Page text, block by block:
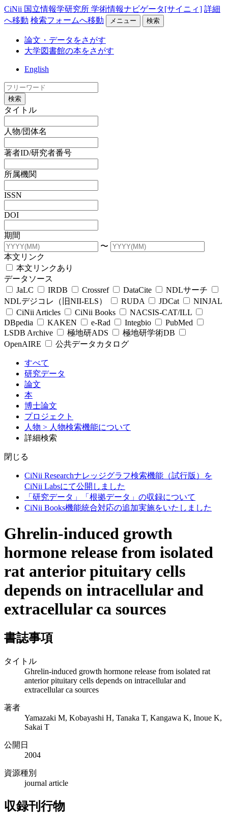
CiNii 国立情報学研究所 学術情報ナビゲータ[サイニィ] 詳細
へ移動 検索フォームへ移動 メニュー 検索
論文・データをさがす
大学図書館の本をさがす
English
検索
タイトル
人物/団体名
著者ID/研究者番号
所属機関
ISSN
DOI
期間
〜
本文リンク
本文リンクあり
データソース
JaLC
IRDB Crossref DataCite
NDLサーチ
NDLデジコレ（旧NII-ELS）
RUDA JDCat
NINJAL
CiNii Articles
CiNii Books
NACSIS-CAT/ILL
DBpedia
KAKEN e-Rad Integbio
PubMed
LSDB Archive
極地研ADS
極地研学術DB
OpenAIRE
公共データカタログ
すべて
研究データ
論文
本
博士論文
プロジェクト
人物 > 人物検索機能について
詳細検索
閉じる
CiNii Researchナレッジグラフ検索機能（試行版）を
CiNii Labsにて公開しました
「研究データ」「根拠データ」の収録について
CiNii Books機能統合対応の追加実施をいたしました
Ghrelin-induced growth
hormone release from isolated
rat anterior pituitary cells
depends on intracellular and
extracellular ca sources
書誌事項
タイトル
Ghrelin-induced growth hormone release from isolated rat
anterior pituitary cells depends on intracellular and
extracellular ca sources
著者
Yamazaki M, Kobayashi H, Tanaka T, Kangawa K, Inoue K,
Sakai T
公開日
2004
資源種別
journal article
収録刊行物